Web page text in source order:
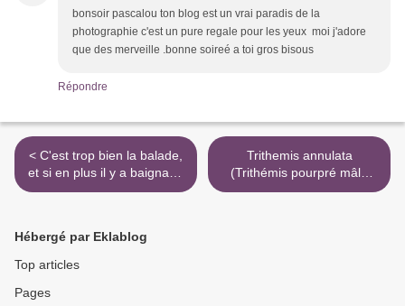
bonsoir pascalou ton blog est un vrai paradis de la
photographie c'est un pure regale pour les yeux moi j'adore
que des merveille .bonne soireé a toi gros bisous
Répondre
< C'est trop bien la balade,
et si en plus il y a baignade
: que du bonheur !
Trithemis annulata
(Trithémis pourpré mâle
mature)... >
Hébergé par Eklablog
Top articles
Pages